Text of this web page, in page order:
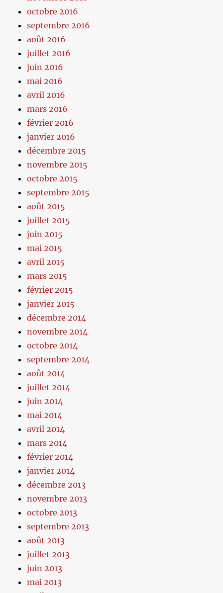
octobre 2016
septembre 2016
août 2016
juillet 2016
juin 2016
mai 2016
avril 2016
mars 2016
février 2016
janvier 2016
décembre 2015
novembre 2015
octobre 2015
septembre 2015
août 2015
juillet 2015
juin 2015
mai 2015
avril 2015
mars 2015
février 2015
janvier 2015
décembre 2014
novembre 2014
octobre 2014
septembre 2014
août 2014
juillet 2014
juin 2014
mai 2014
avril 2014
mars 2014
février 2014
janvier 2014
décembre 2013
novembre 2013
octobre 2013
septembre 2013
août 2013
juillet 2013
juin 2013
mai 2013